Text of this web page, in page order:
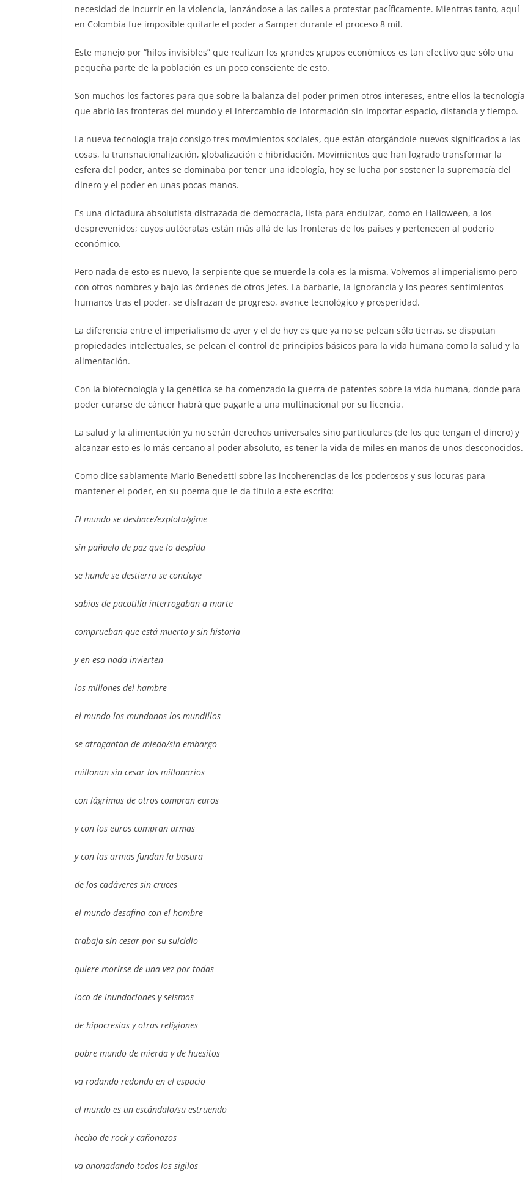
necesidad de incurrir en la violencia, lanzándose a las calles a protestar pacíficamente. Mientras tanto, aquí
en Colombia fue imposible quitarle el poder a Samper durante el proceso 8 mil.
Este manejo por “hilos invisibles” que realizan los grandes grupos económicos es tan efectivo que sólo una
pequeña parte de la población es un poco consciente de esto.
Son muchos los factores para que sobre la balanza del poder primen otros intereses, entre ellos la tecnología
que abrió las fronteras del mundo y el intercambio de información sin importar espacio, distancia y tiempo.
La nueva tecnología trajo consigo tres movimientos sociales, que están otorgándole nuevos significados a las
cosas, la transnacionalización, globalización e hibridación. Movimientos que han logrado transformar la
esfera del poder, antes se dominaba por tener una ideología, hoy se lucha por sostener la supremacía del
dinero y el poder en unas pocas manos.
Es una dictadura absolutista disfrazada de democracia, lista para endulzar, como en Halloween, a los
desprevenidos; cuyos autócratas están más allá de las fronteras de los países y pertenecen al poderío
económico.
Pero nada de esto es nuevo, la serpiente que se muerde la cola es la misma. Volvemos al imperialismo pero
con otros nombres y bajo las órdenes de otros jefes. La barbarie, la ignorancia y los peores sentimientos
humanos tras el poder, se disfrazan de progreso, avance tecnológico y prosperidad.
La diferencia entre el imperialismo de ayer y el de hoy es que ya no se pelean sólo tierras, se disputan
propiedades intelectuales, se pelean el control de principios básicos para la vida humana como la salud y la
alimentación.
Con la biotecnología y la genética se ha comenzado la guerra de patentes sobre la vida humana, donde para
poder curarse de cáncer habrá que pagarle a una multinacional por su licencia.
La salud y la alimentación ya no serán derechos universales sino particulares (de los que tengan el dinero) y
alcanzar esto es lo más cercano al poder absoluto, es tener la vida de miles en manos de unos desconocidos.
Como dice sabiamente Mario Benedetti sobre las incoherencias de los poderosos y sus locuras para
mantener el poder, en su poema que le da título a este escrito:
El mundo se deshace/explota/gime
sin pañuelo de paz que lo despida
se hunde se destierra se concluye
sabios de pacotilla interrogaban a marte
comprueban que está muerto y sin historia
y en esa nada invierten
los millones del hambre
el mundo los mundanos los mundillos
se atragantan de miedo/sin embargo
millonan sin cesar los millonarios
con lágrimas de otros compran euros
y con los euros compran armas
y con las armas fundan la basura
de los cadáveres sin cruces
el mundo desafina con el hombre
trabaja sin cesar por su suicidio
quiere morirse de una vez por todas
loco de inundaciones y seísmos
de hipocresías y otras religiones
pobre mundo de mierda y de huesitos
va rodando redondo en el espacio
el mundo es un escándalo/su estruendo
hecho de rock y cañonazos
va anonadando todos los sigilos